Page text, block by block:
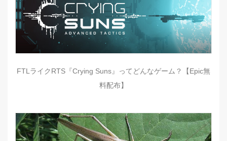
FTLライクRTS『Crying Suns』ってどんなゲーム？【Epic無
料配布】